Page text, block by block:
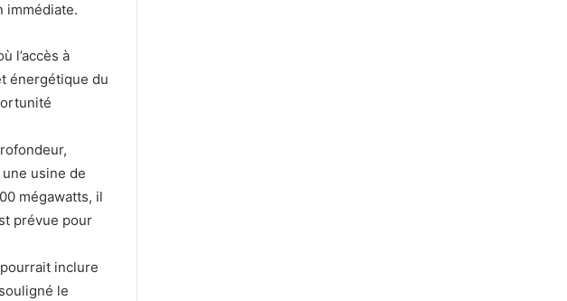
immédiate.
l’accès à
énergétique du
usine de
mégawatts, il
prévue pour
inclure
le